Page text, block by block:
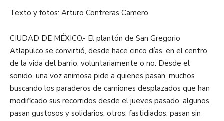
Texto y fotos: Arturo Contreras Camero
CIUDAD DE MÉXICO.- El plantón de San Gregorio
Atlapulco se convirtió, desde hace cinco días, en el centro
de la vida del barrio, voluntariamente o no. Desde el
sonido, una voz animosa pide a quienes pasan, muchos
buscando los paraderos de camiones desplazados que han
modificado sus recorridos desde el jueves pasado, algunos
pasan gustosos y solidarios, otros, fastidiados, pasan sin